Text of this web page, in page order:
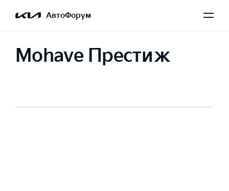
АвтоФорум
Mohave Престиж